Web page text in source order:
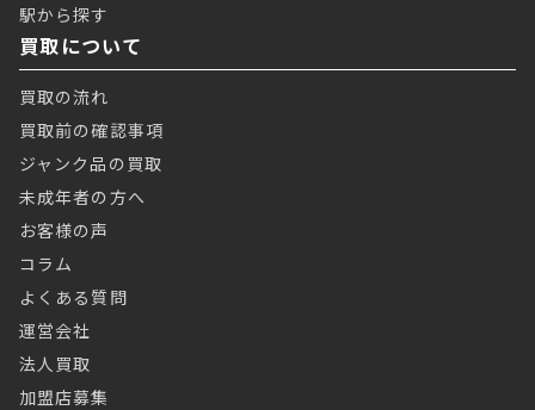
駅から探す
買取について
買取の流れ
買取前の確認事項
ジャンク品の買取
未成年者の方へ
お客様の声
コラム
よくある質問
運営会社
法人買取
加盟店募集